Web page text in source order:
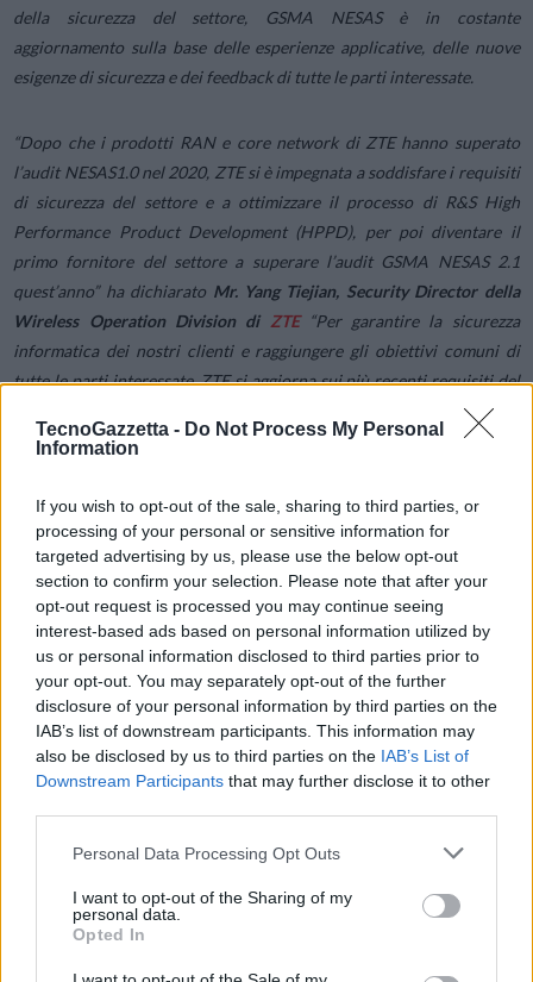
TecnoGazzetta - Do Not Process My Personal
Information
If you wish to opt-out of the sale, sharing to third parties, or
processing of your personal or sensitive information for
targeted advertising by us, please use the below opt-out
section to confirm your selection. Please note that after your
opt-out request is processed you may continue seeing
interest-based ads based on personal information utilized by
us or personal information disclosed to third parties prior to
your opt-out. You may separately opt-out of the further
disclosure of your personal information by third parties on the
IAB’s list of downstream participants. This information may
also be disclosed by us to third parties on the IAB’s List of
Downstream Participants that may further disclose it to other
Personal Data Processing Opt Outs
I want to opt-out of the Sharing of my
personal data.
Opted In
della sicurezza del settore, GSMA NESAS è in costante
aggiornamento sulla base delle esperienze applicative, delle nuove
esigenze di sicurezza e dei feedback di tutte le parti interessate.
“Dopo che i prodotti RAN e core network di ZTE hanno superato
l’audit NESAS1.0 nel 2020, ZTE si è impegnata a soddisfare i requisiti
di sicurezza del settore e a ottimizzare il processo di R&S High
Performance Product Development (HPPD), per poi diventare il
primo fornitore del settore a superare l’audit GSMA NESAS 2.1
quest’anno” ha dichiarato Mr. Yang Tiejian, Security Director della
Wireless Operation Division di ZTE“Per garantire la sicurezza
informatica dei nostri clienti e raggiungere gli obiettivi comuni di
tutte le parti interessate, ZTE si aggiorna sui più recenti requisiti del
settore e migliora costantemente le capacità di sicurezza dei suoi
prodotti“.
Fedele al principio di trasparenza e apertura, ZTE implementerà e
valuterà le misure di sicurezza, otterrà le certificazioni di conformità
come richiesto dai clienti e dalle autorità di regolamentazione e
gestirà i rischi durante l’intero ciclo di vita del prodotto. Nell’era
della trasformazione digitale globale, ZTE, con grande impegno per
diventare un motore dell’economia digitale, ha fornito ai clienti reti e
servizi sicuri e affidabili.
Per maggiori dettagli, consultare il sito ufficiale delGSMA NESAS
Mastodon
Stampa Altro